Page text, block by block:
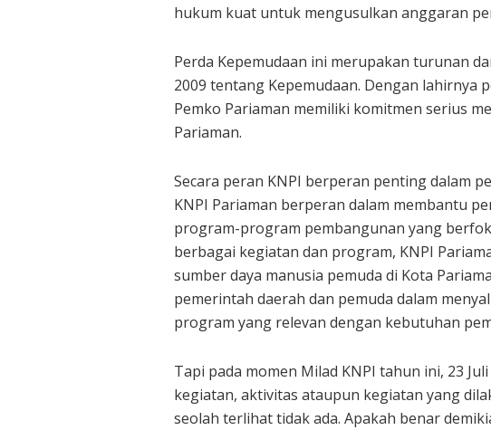
hukum kuat untuk mengusulkan anggaran
Perda Kepemudaan ini merupakan turunan
2009 tentang Kepemudaan. Dengan lahirnya
Pemko Pariaman memiliki komitmen serius
Pariaman.
Secara peran KNPI berperan penting dalam
KNPI Pariaman berperan dalam membantu
program-program pembangunan yang
berbagai kegiatan dan program, KNPI
sumber daya manusia pemuda di Kota
pemerintah daerah dan pemuda dalam
program yang relevan dengan kebutuhan
Tapi pada momen Milad KNPI tahun ini, 23
kegiatan, aktivitas ataupun kegiatan yang
seolah terlihat tidak ada. Apakah benar